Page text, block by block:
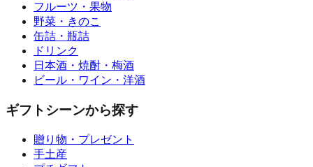
フルーツ・果物
野菜・きのこ
缶詰・瓶詰
ドリンク
日本酒・焼酎・梅酒
ビール・ワイン・洋酒
ギフトシーンから探す
贈り物・プレゼント
手土産